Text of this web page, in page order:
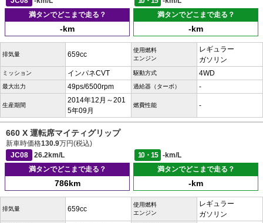
満タンでどこまで走る？
-km
満タンでどこまで走る？
-km
排気量 659cc
使用燃料
エンジン
レギュラー
ガソリン
ミッション インパネCVT 駆動方式 4WD
最大出力 49ps/6500rpm 過給器（ターボ） -
生産期間
2014年12月～201
5年09月
燃費性能 -
660 X 運転席マイティグリップ
新車時価格130.9万円(税込)
JC08
26.2km/L 10・15
-km/L
満タンでどこまで走る？
786km
満タンでどこまで走る？
-km
排気量 659cc
使用燃料
エンジン
レギュラー
ガソリン